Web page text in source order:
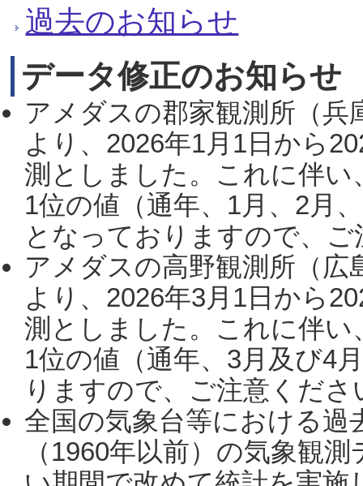
過去のお知らせ
データ修正のお知らせ
アメダスの郡家観測所（
より、2026年1月1日から
測としました。これに伴い
1位の値（通年、1月、2月
となっておりますので、
アメダスの高野観測所（
より、2026年3月1日から
測としました。これに伴い
1位の値（通年、3月及び4
りますので、ご注意くだ
全国の気象台等における過
（1960年以前）の気象観